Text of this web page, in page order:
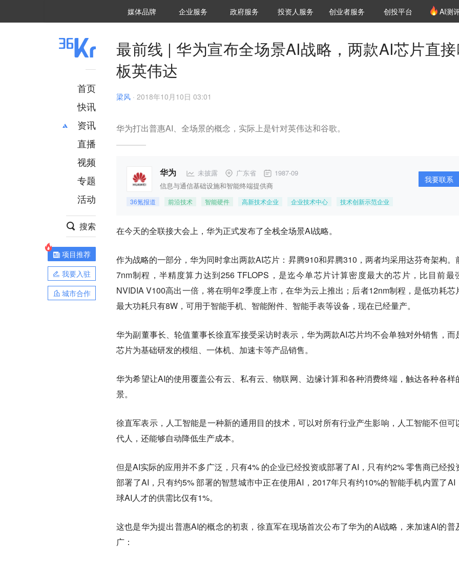
媒体品牌 36Kr研究院
企业服务 城市之窗
政府服务 VClub投资机构库
投资机构职位推介
投资人服务 创投氪堂
创业者服务 创投平台 AI测
首页
快讯
资讯
推荐
财经
项目推荐
安徽
直播
视频
专题
活动
搜索
项目推荐
我要入驻
城市合作
最前线 | 华为宣布全场景AI战略，两款AI芯片直
板英伟达
梁风 · 2018年10月10日 03:01
华为打出普惠AI、全场景的概念，实际上是针对英伟达和谷歌。
华为 未披露 广东省 1987-09
信息与通信基础设施和智能终端提供商
36氪报道 前沿技术 智能硬件 高新技术企业 企业技术中心 技术创新示范企业
我要联系
在今天的全联接大会上，华为正式发布了全栈全场景AI战略。
作为战略的一部分，华为同时拿出两款AI芯片： 昇腾910和昇腾310，两者均采用达芬奇架构。
7nm制程，半精度算力达到256 TFLOPS，是迄今单芯片计算密度最大的芯片，比目前最
NVIDIA V100高出一倍， 将在明年2季度上市，在华为云上推出；后者12nm制程，是低功耗芯
最大功耗只有8W，可用于智能手机、智能附件、智能手表等设备，现在已经量产。
华为副董事长、轮值董事长徐直军接受采访时表示，华为两款AI芯片均不会单独对外销售，而
芯片为基础研发的模组、一体机、加速卡等产品销售。
华为希望让AI的使用覆盖公有云、私有云、物联网、边缘计算和各种消费终端，触达各种各样
景。
徐直军表示，人工智能是一种新的通用目的技术，可以对所有行业产生影响，人工智能不但可
代人，还能够自动降低生产成本。
但是AI实际的应用并不多广泛， 只有4% 的企业已经投资或部署了AI， 只有约2% 零售商已经投
部署了AI， 只有约5% 部署的智慧城市中正在使用AI， 2017年只有约10%的智能手机内置了AI
球AI人才的供需比仅有1%。
这也是华为提出普惠AI的概念的初衷， 徐直军在现场首次公布了华为的AI战略，来加速AI的普
广：